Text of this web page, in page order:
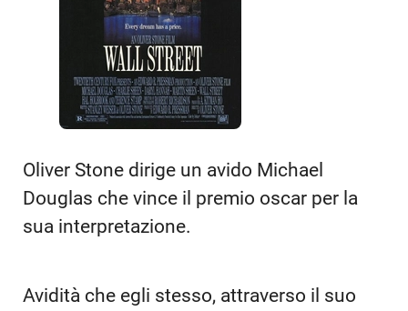
Oliver Stone dirige un avido Michael
Douglas che vince il premio oscar per la
sua interpretazione.
Avidità che egli stesso, attraverso il suo